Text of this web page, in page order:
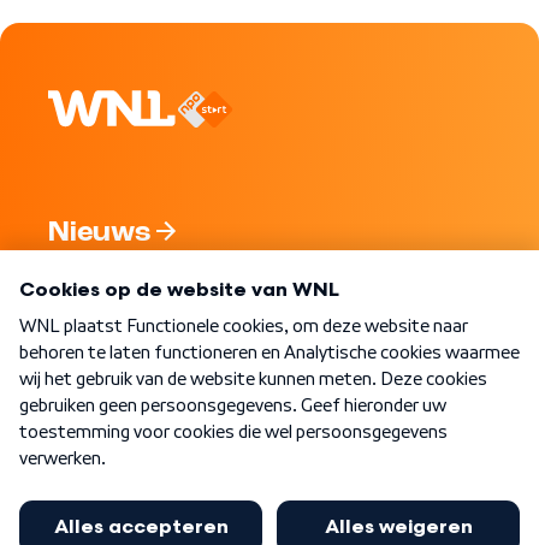
Nieuws
Nieuwsbrief
Word Lid